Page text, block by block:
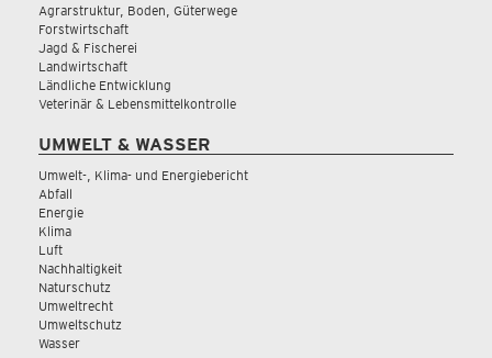
Agrarstruktur, Boden, Güterwege
Forstwirtschaft
Jagd & Fischerei
Landwirtschaft
Ländliche Entwicklung
Veterinär & Lebensmittelkontrolle
UMWELT & WASSER
Umwelt-, Klima- und Energiebericht
Abfall
Energie
Klima
Luft
Nachhaltigkeit
Naturschutz
Umweltrecht
Umweltschutz
Wasser